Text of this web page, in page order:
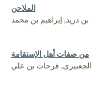
الملاحن
بن دريد, إبراهيم بن محمد
من صفات أهل الإستقامة
الجعبيري, فرحات بن علي